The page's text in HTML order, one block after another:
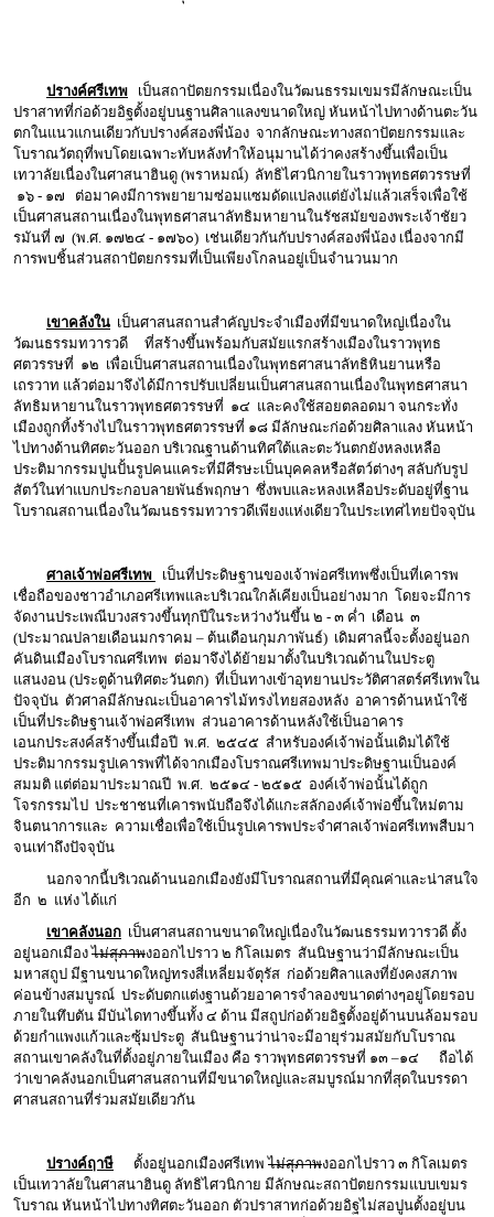
ปรางค์ศรีเทพ เป็นสถาปัตยกรรมเนื่องในวัฒนธรรมเขมรมีลักษณะเป็น
ปราสาทที่ก่อด้วยอิฐตั้งอยู่บนฐานศิลาแลงขนาดใหญ่ หันหน้าไปทางด้านตะวัน
ตกในแนวแกนเดียวกับปรางค์สองพี่น้อง จากลักษณะทางสถาปัตยกรรมและ
โบราณวัตถุที่พบโดยเฉพาะทับหลังทำให้อนุมานได้ว่าคงสร้างขึ้นเพื่อเป็น
เทวาลัยเนื่องในศาสนาฮินดู (พราหมณ์) ลัทธิไศวนิกายในราวพุทธศตวรรษที่
๑๖ - ๑๗ ต่อมาคงมีการพยายามซ่อมแซมดัดแปลงแต่ยังไม่แล้วเสร็จเพื่อใช้
เป็นศาสนสถานเนื่องในพุทธศาสนาลัทธิมหายานในรัชสมัยของพระเจ้าชัยว
รมันที่ ๗ (พ.ศ. ๑๗๒๔ - ๑๗๖๐) เช่นเดียวกันกับปรางค์สองพี่น้อง เนื่องจากมี
การพบชิ้นส่วนสถาปัตยกรรมที่เป็นเพียงโกลนอยู่เป็นจำนวนมาก
เขาคลังใน เป็นศาสนสถานสำคัญประจำเมืองที่มีขนาดใหญ่เนื่องใน
วัฒนธรรมทวารวดี ที่สร้างขึ้นพร้อมกับสมัยแรกสร้างเมืองในราวพุทธ
ศตวรรษที่ ๑๒ เพื่อเป็นศาสนสถานเนื่องในพุทธศาสนาลัทธิหินยานหรือ
เถรวาท แล้วต่อมาจึงได้มีการปรับเปลี่ยนเป็นศาสนสถานเนื่องในพุทธศาสนา
ลัทธิมหายานในราวพุทธศตวรรษที่ ๑๔ และคงใช้สอยตลอดมา จนกระทั่ง
เมืองถูกทิ้งร้างไปในราวพุทธศตวรรษที่ ๑๘ มีลักษณะก่อด้วยศิลาแลง หันหน้า
ไปทางด้านทิศตะวันออก บริเวณฐานด้านทิศใต้และตะวันตกยังหลงเหลือ
ประติมากรรมปูนปั้นรูปคนแคระที่มีศีรษะเป็นบุคคลหรือสัตว์ต่างๆ สลับกับรูป
สัตว์ในท่าแบกประกอบลายพันธ์พฤกษา ซึ่งพบและหลงเหลือประดับอยู่ที่ฐาน
โบราณสถานเนื่องในวัฒนธรรมทวารวดีเพียงแห่งเดียวในประเทศไทยปัจจุบัน
ศาลเจ้าพ่อศรีเทพ
เป็นที่ประดิษฐานของเจ้าพ่อศรีเทพซึ่งเป็นที่เคารพ
เชื่อถือของชาวอำเภอศรีเทพและบริเวณใกล้เคียงเป็นอย่างมาก โดยจะมีการ
จัดงานประเพณีบวงสรวงขึ้นทุกปีในระหว่างวันขึ้น ๒ - ๓ ค่ำ เดือน ๓
(ประมาณปลายเดือนมกราคม – ต้นเดือนกุมภาพันธ์) เดิมศาลนี้จะตั้งอยู่นอก
คันดินเมืองโบราณศรีเทพ ต่อมาจึงได้ย้ายมาตั้งในบริเวณด้านในประตู
แสนงอน (ประตูด้านทิศตะวันตก) ที่เป็นทางเข้าอุทยานประวัติศาสตร์ศรีเทพใน
ปัจจุบัน ตัวศาลมีลักษณะเป็นอาคารไม้ทรงไทยสองหลัง อาคารด้านหน้าใช้
เป็นที่ประดิษฐานเจ้าพ่อศรีเทพ ส่วนอาคารด้านหลังใช้เป็นอาคาร
เอนกประสงค์สร้างขึ้นเมื่อปี พ.ศ. ๒๕๔๕ สำหรับองค์เจ้าพ่อนั้นเดิมได้ใช้
ประติมากรรมรูปเคารพที่ได้จากเมืองโบราณศรีเทพมาประดิษฐานเป็นองค์
สมมติ แต่ต่อมาประมาณปี พ.ศ. ๒๕๑๔ - ๒๕๑๕ องค์เจ้าพ่อนั้นได้ถูก
โจรกรรมไป ประชาชนที่เคารพนับถือจึงได้แกะสลักองค์เจ้าพ่อขึ้นใหม่ตาม
จินตนาการและ ความเชื่อเพื่อใช้เป็นรูปเคารพประจำศาลเจ้าพ่อศรีเทพสืบมา
จนเท่าถึงปัจจุบัน
นอกจากนี้บริเวณด้านนอกเมืองยังมีโบราณสถานที่มีคุณค่าและน่าสนใจ
อีก ๒ แห่ง ได้แก่
เขาคลังนอก เป็นศาสนสถานขนาดใหญ่เนื่องในวัฒนธรรมทวารวดี ตั้ง
อยู่นอกเมืองไม่สุภาพงออกไปราว ๒ กิโลเมตร สันนิษฐานว่ามีลักษณะเป็น
มหาสถูป มีฐานขนาดใหญ่ทรงสี่เหลี่ยมจัตุรัส ก่อด้วยศิลาแลงที่ยังคงสภาพ
ค่อนข้างสมบูรณ์ ประดับตกแต่งฐานด้วยอาคารจำลองขนาดต่างๆอยู่โดยรอบ
ภายในทึบตัน มีบันไดทางขึ้นทั้ง ๔ ด้าน มีสถูปก่อด้วยอิฐตั้งอยู่ด้านบนล้อมรอบ
ด้วยกำแพงแก้วและซุ้มประตู สันนิษฐานว่าน่าจะมีอายุร่วมสมัยกับโบราณ
สถานเขาคลังในที่ตั้งอยู่ภายในเมือง คือ ราวพุทธศตวรรษที่ ๑๓ –๑๔ ถือได้
ว่าเขาคลังนอกเป็นศาสนสถานที่มีขนาดใหญ่และสมบูรณ์มากที่สุดในบรรดา
ศาสนสถานที่ร่วมสมัยเดียวกัน
ปรางค์ฤาษี ตั้งอยู่นอกเมืองศรีเทพไม่สุภาพงออกไปราว ๓ กิโลเมตร
เป็นเทวาลัยในศาสนาฮินดู ลัทธิไศวนิกาย มีลักษณะสถาปัตยกรรมแบบเขมร
โบราณ หันหน้าไปทางทิศตะวันออก ตัวปราสาทก่อด้วยอิฐไม่สอปูนตั้งอยู่บน